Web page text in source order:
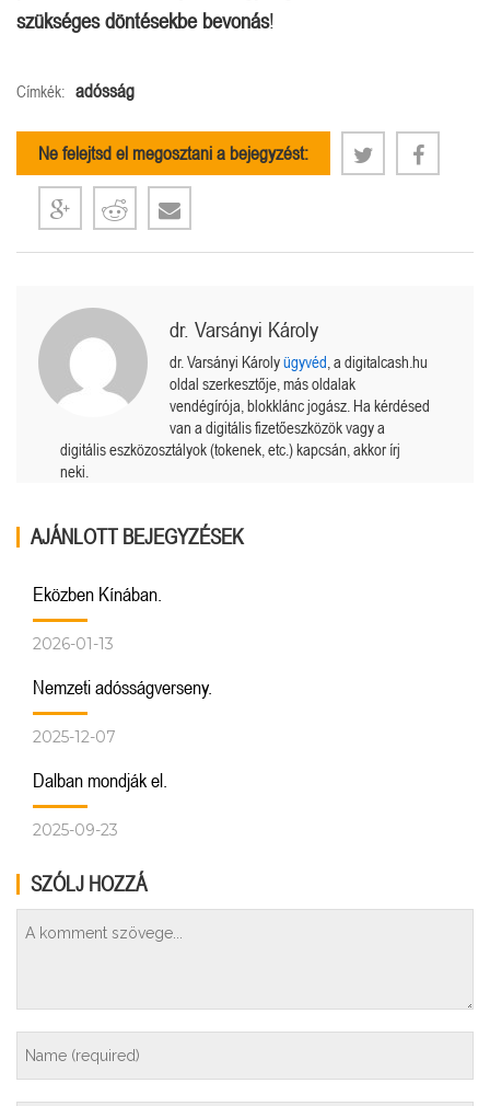
szükséges döntésekbe bevonás!
Címkék: adósság
Ne felejtsd el megosztani a bejegyzést:
dr. Varsányi Károly
dr. Varsányi Károlyügyvéd , a digitalcash.hu
oldal szerkesztője, más oldalak
vendégírója, blokklánc jogász. Ha kérdésed
van a digitális fizetőeszközök vagy a
digitális eszközosztályok (tokenek, etc.) kapcsán, akkor írj
neki.
AJÁNLOTT BEJEGYZÉSEK
Eközben Kínában.
2026-01-13
Nemzeti adósságverseny.
2025-12-07
Dalban mondják el.
2025-09-23
SZÓLJ HOZZÁ